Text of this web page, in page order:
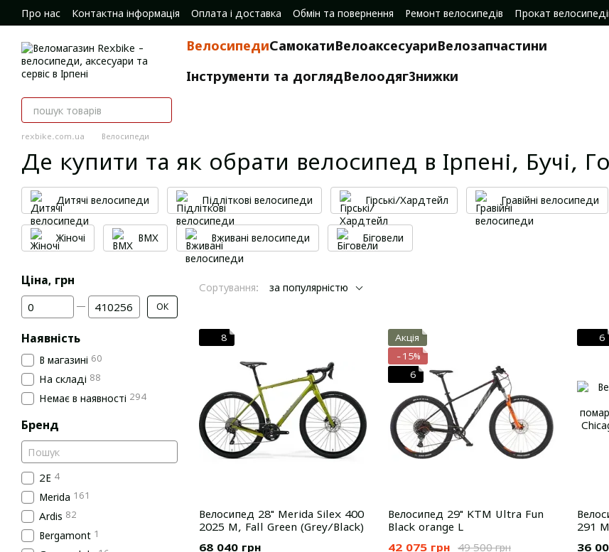
Перейти до основного контенту
Про нас Контактна інформація Оплата і доставка Обмін та повернення Ремонт велосипедів Прокат
Відгуки про магазин
ВелосипедиСамокатиВелоаксесуариВелозапчастини
Інструменти та доглядВелоодягЗнижки
rexbike.com.ua Велосипеди
Де купити та як обрати велосипед в Ірпені, Бучі,
Дитячі велосипеди Підліткові велосипеди Гірські/Хардтейл Гравійні велосипеди
Жіночі BMX Вживані велосипеди Біговели
Сортування: за популярністю
8
Велосипед 28" Merida Silex 400
2025 M, Fall Green (Grey/Black)
68 040 грн
Акція
−15%
6
Велосипед 29" KTM Ultra Fun
Black orange L
49 500 грн
42 075 грн
6
291
36
Ціна, грн
Від Ціна, грн
До Ціна, грн ОК
Наявність
В магазині 60
На складі 88
Немає в наявності 294
Бренд
2E 4
Merida 161
Ardis 82
Bergamont 1